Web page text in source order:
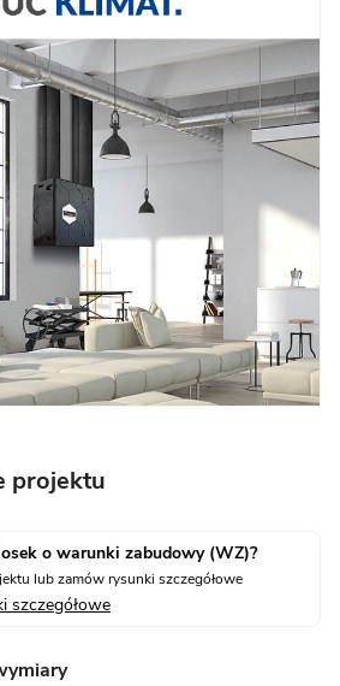
projektu
o warunki zabudowy (WZ)?
lub zamów rysunki szczegółowe
szczegółowe